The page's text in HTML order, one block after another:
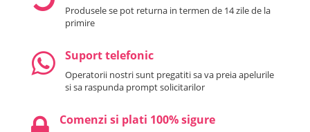
Produsele se pot returna in termen de 14 zile de la
primire
Suport telefonic
Operatorii nostri sunt pregatiti sa va preia apelurile
si sa raspunda prompt solicitarilor
Comenzi si plati 100% sigure